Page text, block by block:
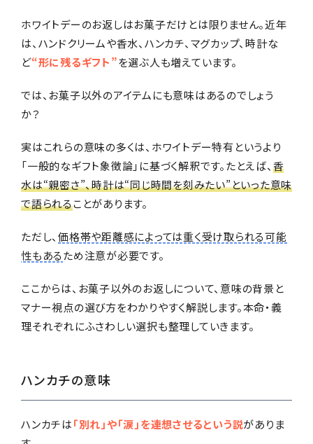
ホワイトデーのお返しはお菓子だけとは限りません。近年
は、ハンドクリームや香水、ハンカチ、マグカップ、時計な
ど“形に残るギフト”を選ぶ人も増えています。
では、お菓子以外のアイテムにも意味はあるのでしょう
か？
実はこれらの意味の多くは、ホワイトデー特有というより
「一般的なギフト象徴論」に基づく解釈です。たとえば、 香
水は“親密さ”、時計は“同じ時間を刻みたい”といった意味
で語られることがあります。
ただし、 価格帯や距離感によっては重く受け取られる可能
性もあるため注意が必要です。
ここからは、お菓子以外のお返しについて、意味の背景と
マナー視点の選び方をわかりやすく解説します。本命・義
理それぞれにふさわしい選択も整理していきます。
ハンカチの意味
ハンカチは「別れ」や「涙」を連想させるという説がありま